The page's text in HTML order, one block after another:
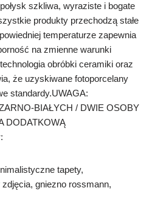
szkliwa, wyraziste i bogate
produkty przechodzą stałe
temperaturze zapewnia
na zmienne warunki
obróbki ceramiki oraz
że uzyskiwane fotoporcelany
standardy.UWAGA:
BIAŁYCH / DWIE OSOBY
DODATKOWĄ
tapety,
gniezno rossmann,